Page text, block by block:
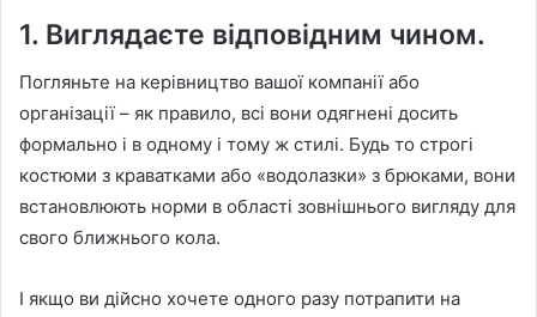
1. Виглядаєте відповідним чином.
Погляньте на керівництво вашої компанії або
організації – як правило, всі вони одягнені досить
формально і в одному і тому ж стилі. Будь то строгі
костюми з краватками або «водолазки» з брюками, вони
встановлюють норми в області зовнішнього вигляду для
свого ближнього кола.
І якщо ви дійсно хочете одного разу потрапити на